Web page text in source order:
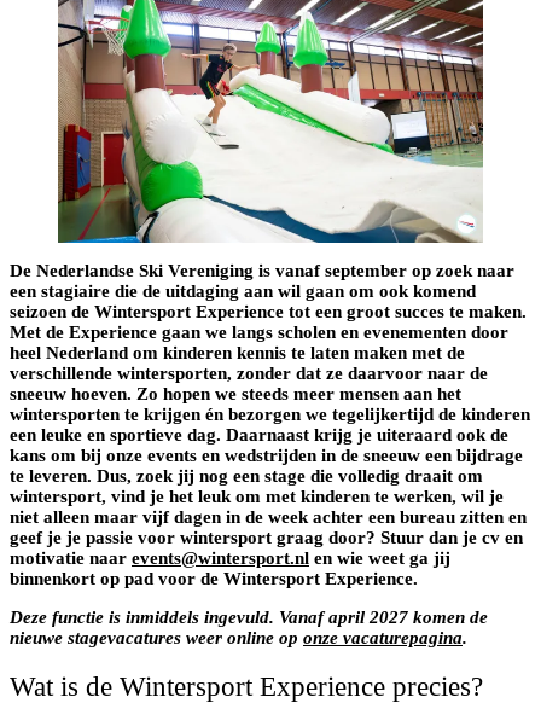
De Nederlandse Ski Vereniging is vanaf september op zoek naar
een stagiaire die de uitdaging aan wil gaan om ook komend
seizoen de Wintersport Experience tot een groot succes te maken.
Met de Experience gaan we langs scholen en evenementen door
heel Nederland om kinderen kennis te laten maken met de
verschillende wintersporten, zonder dat ze daarvoor naar de
sneeuw hoeven. Zo hopen we steeds meer mensen aan het
wintersporten te krijgen én bezorgen we tegelijkertijd de kinderen
een leuke en sportieve dag. Daarnaast krijg je uiteraard ook de
kans om bij onze events en wedstrijden in de sneeuw een bijdrage
te leveren. Dus, zoek jij nog een stage die volledig draait om
wintersport, vind je het leuk om met kinderen te werken, wil je
niet alleen maar vijf dagen in de week achter een bureau zitten en
geef je je passie voor wintersport graag door? Stuur dan je cv en
motivatie naar events@wintersport.nl en wie weet ga jij
binnenkort op pad voor de Wintersport Experience.
Deze functie is inmiddels ingevuld. Vanaf april 2027 komen de
nieuwe stagevacatures weer online op onze vacaturepagina.
Wat is de Wintersport Experience precies?